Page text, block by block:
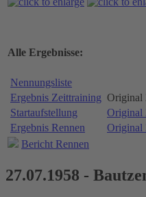
Alle Ergebnisse:
Nennungsliste
Ergebnis Zeittraining Original
Startaufstellung
Original
Ergebnis Rennen
Original
Bericht Rennen
27.07.1958 -